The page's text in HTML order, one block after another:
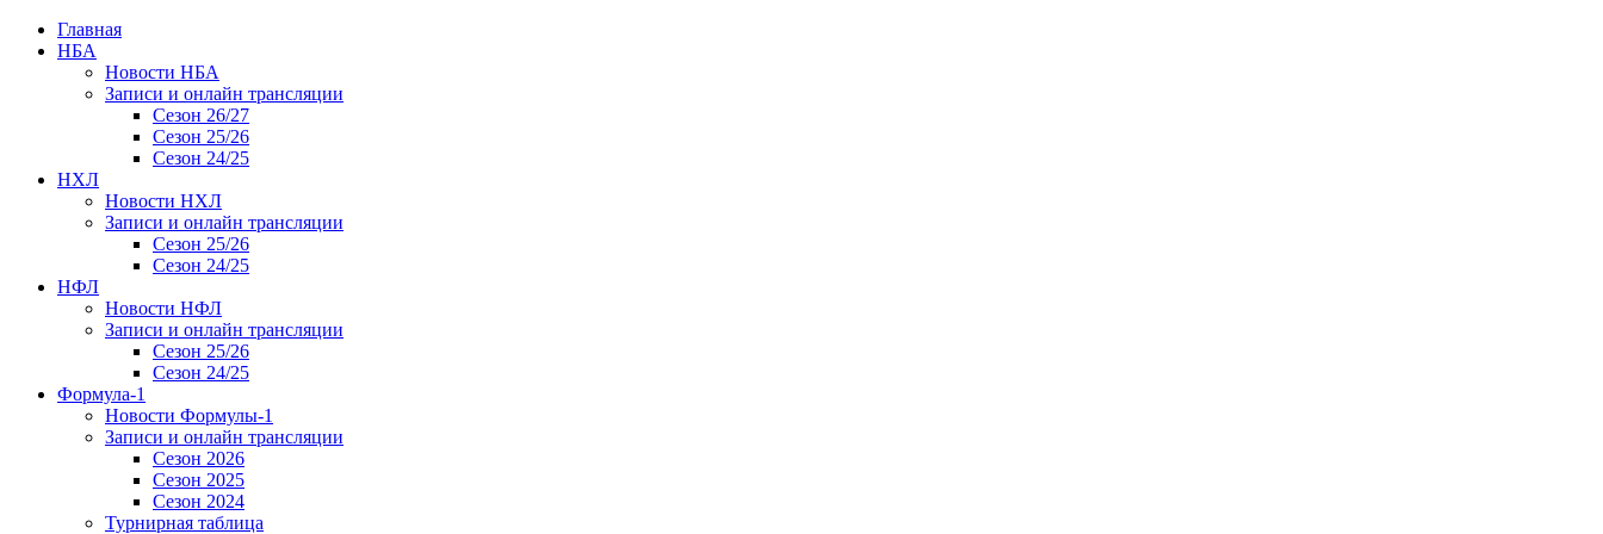
Главная
НБА
Новости НБА
Записи и онлайн трансляции
Сезон 26/27
Сезон 25/26
Сезон 24/25
НХЛ
Новости НХЛ
Записи и онлайн трансляции
Сезон 25/26
Сезон 24/25
НФЛ
Новости НФЛ
Записи и онлайн трансляции
Сезон 25/26
Сезон 24/25
Формула-1
Новости Формулы-1
Записи и онлайн трансляции
Сезон 2026
Сезон 2025
Сезон 2024
Турнирная таблица